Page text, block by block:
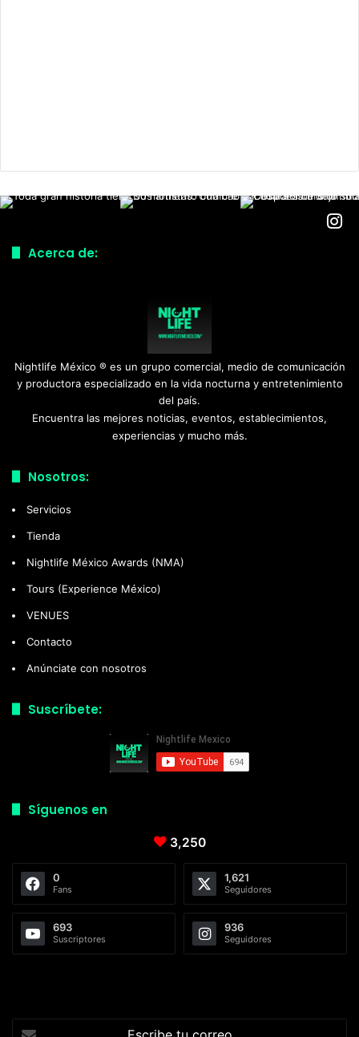
Acerca de:
Nightlife México ® es un grupo comercial, medio de comunicación
y productora especializado en la vida nocturna y entretenimiento
del país.
Encuentra las mejores noticias, eventos, establecimientos,
experiencias y mucho más.
Nosotros:
Servicios
Tienda
Nightlife México Awards (NMA)
Tours (Experience México)
VENUES
Contacto
Anúnciate con nosotros
Suscríbete:
Síguenos en
3,250
0
Fans
1,621
Seguidores
693
Suscriptores
936
Seguidores